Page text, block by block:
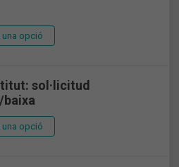
una opció
sol·licitud
una opció